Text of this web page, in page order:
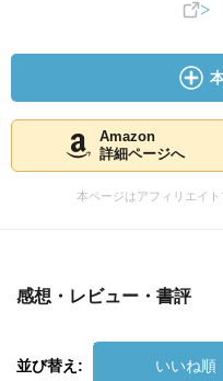
Amazon
詳細ページへ
本ページはアフィリエイ
感想・レビュー・書評
並び替え: いいね順